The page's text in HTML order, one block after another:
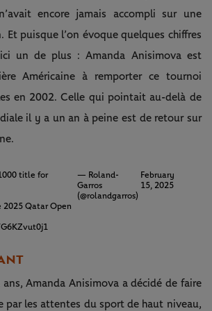
encore jamais accompli sur une
Et puisque l’on évoque quelques chiffres
un de plus : Amanda Anisimova est
Américaine à remporter ce tournoi
en 2002. Celle qui pointait au-delà de
il y a un an à peine est de retour sur
title for
2025 Qatar Open
— Roland-
Garros
(@rolandgarros)
February
15, 2025
ans, Amanda Anisimova a décidé de faire
par les attentes du sport de haut niveau,